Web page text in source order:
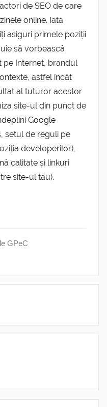
de SEO de care
online. Iată
asiguri primele poziții
să vorbească
pe Internet, brandul
astfel încât
al tuturor acestor
site-ul din punct de
Google
setul de reguli pe
developerilor),
calitate și linkuri
site-ul tău).
GPeC